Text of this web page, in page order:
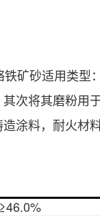
矿砂适用类型
次将其磨粉用
涂料，耐火材
≥46.0%